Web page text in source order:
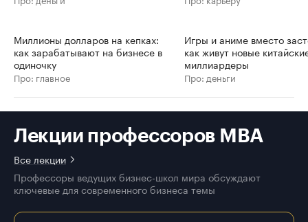
Миллионы долларов на кепках:
как зарабатывают на бизнесе в
одиночку
Про: главное
Игры и аниме вместо
как живут новые
миллиардеры
Про: деньги
Лекции профессоров MBA
Все лекции
Профессоры ведущих бизнес-школ мира обсуждают
ключевые для современного бизнеса темы